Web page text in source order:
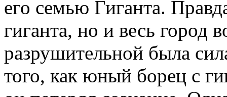
его семью Гиганта.
гиганта, но и весь город
разрушительной была
того, как юный борец с